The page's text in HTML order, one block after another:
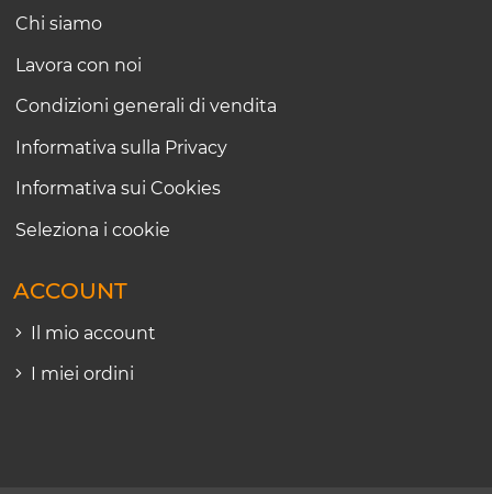
Chi siamo
Lavora con noi
Condizioni generali di vendita
Informativa sulla Privacy
Informativa sui Cookies
Seleziona i cookie
ACCOUNT
Il mio account
I miei ordini